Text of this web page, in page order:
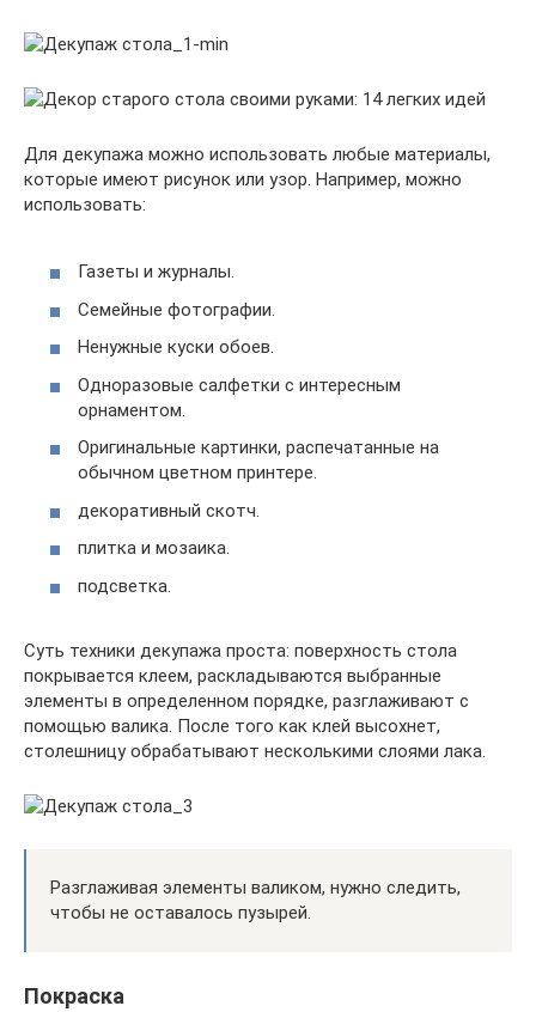
Для декупажа можно использовать любые материалы,
которые имеют рисунок или узор. Например, можно
использовать:
Газеты и журналы.
Семейные фотографии.
Ненужные куски обоев.
Одноразовые салфетки с интересным
орнаментом.
Оригинальные картинки, распечатанные на
обычном цветном принтере.
декоративный скотч.
плитка и мозаика.
подсветка.
Суть техники декупажа проста: поверхность стола
покрывается клеем, раскладываются выбранные
элементы в определенном порядке, разглаживают с
помощью валика. После того как клей высохнет,
столешницу обрабатывают несколькими слоями лака.
Разглаживая элементы валиком, нужно следить,
чтобы не оставалось пузырей.
Покраска